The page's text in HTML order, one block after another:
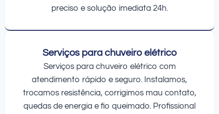
preciso e solução imediata 24h.
Serviços para chuveiro elétrico
Serviços para chuveiro elétrico com
atendimento rápido e seguro. Instalamos,
trocamos resistência, corrigimos mau contato,
quedas de energia e fio queimado. Profissional